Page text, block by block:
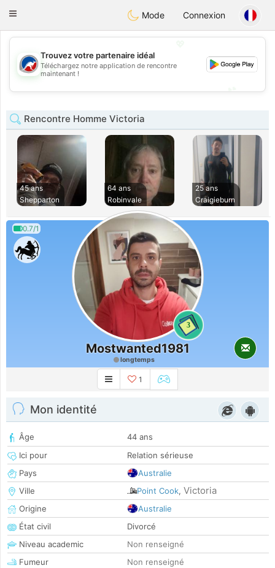
AustraliaChat
Toggle
Mode Connexion
💖
💕
Trouvez votre partenaire idéal
Téléchargez notre application de rencontre
maintenant !
Rencontre Homme Victoria
45 ans
Shepparton
64 ans
Robinvale
25 ans
Craigieburn
0.7/1
3
Mostwanted1981
longtemps
1
Mon identité
Âge
44 ans
Ici pour
Relation sérieuse
Pays
Australie
Ville
Point Cook, Victoria
Origine
Australie
État civil
Divorcé
Niveau academic
Non renseigné
Fumeur
Non renseigné